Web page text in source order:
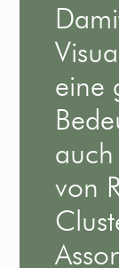
eine
von